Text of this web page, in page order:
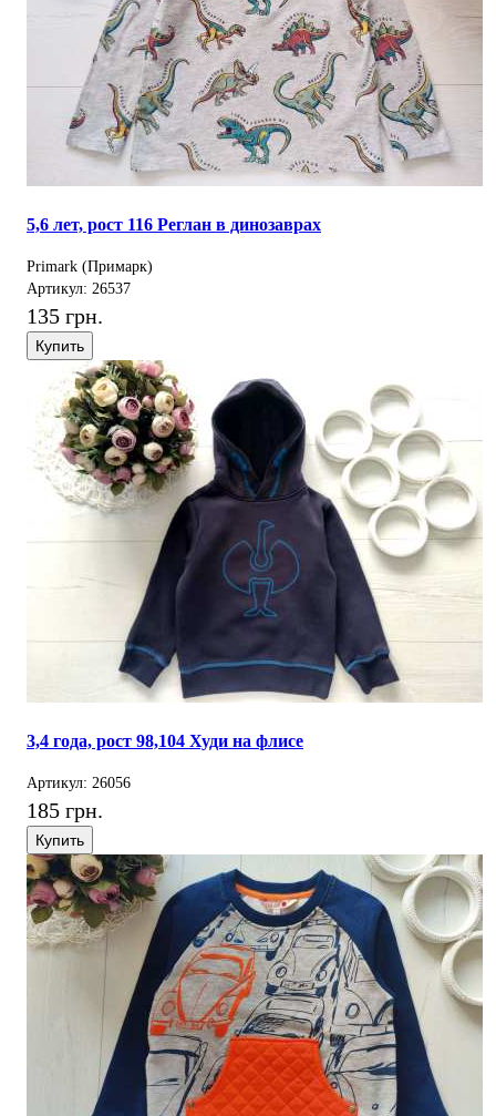
5,6 лет, рост 116 Реглан в динозаврах
Primark (Примарк)
Артикул: 26537
135 грн.
Купить
3,4 года, рост 98,104 Худи на флисе
Артикул: 26056
185 грн.
Купить